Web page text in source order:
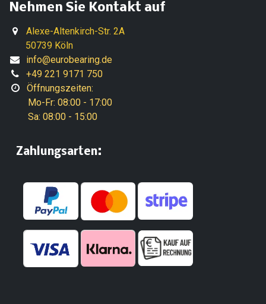
Nehmen Sie Kontakt auf
Alexe-Altenkirch-Str. 2A
50739 Köln
info@eurobearing.de
+49 221 9171 750
Öffnungszeiten:
Mo-Fr: 08:00 - 17:00
Sa: 08:00 - 15:00
​Zahlungsarten: